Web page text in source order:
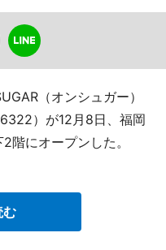
（オンシュガー）
）が12月8日、福岡
階にオープンした。
む